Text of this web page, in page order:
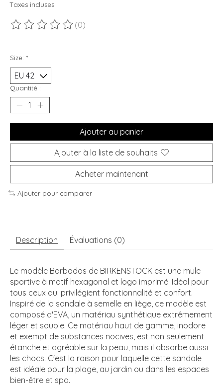
Taxes incluses
Ce produit est évalué à
(0)
Size: *
Quantité :
Ajouter au panier
Ajouter à la liste de souhaits
Acheter maintenant
Ajouter pour comparer
Description Évaluations (0)
Le modèle Barbados de BIRKENSTOCK est une mule
sportive à motif hexagonal et logo imprimé. Idéal pour
tous ceux qui privilégient fonctionnalité et confort.
Inspiré de la sandale à semelle en liège, ce modèle est
composé d'EVA, un matériau synthétique extrêmement
léger et souple. Ce matériau haut de gamme, inodore
et exempt de substances nocives, est non seulement
étanche et agréable sur la peau, mais il absorbe aussi
les chocs. C'est la raison pour laquelle cette sandale
est idéale pour la plage, au jardin ou dans les espaces
bien-être et spa.